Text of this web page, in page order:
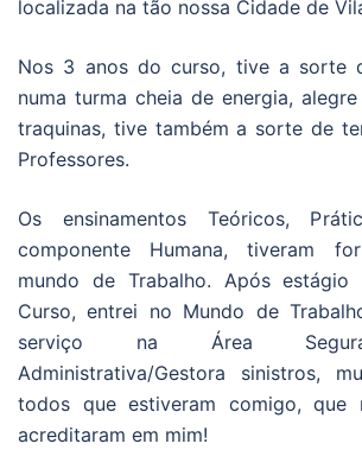
localizada na tão nossa Cidade de
Nos 3 anos do curso, tive a sorte
numa turma cheia de energia,
traquinas, tive também a sorte de
Professores.
Os ensinamentos Teóricos,
componente Humana, tiveram
mundo de Trabalho. Após
Curso, entrei no Mundo de
serviço na Área
Administrativa/Gestora sinistros,
todos que estiveram comigo, que
acreditaram em mim!